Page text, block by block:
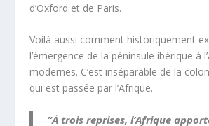
d’Oxford et de Paris.
Voilà aussi comment historiquement
l’émergence de la péninsule ibérique à
modernes. C’est inséparable de la
qui est passée par l’Afrique.
“À trois reprises, l’Afrique